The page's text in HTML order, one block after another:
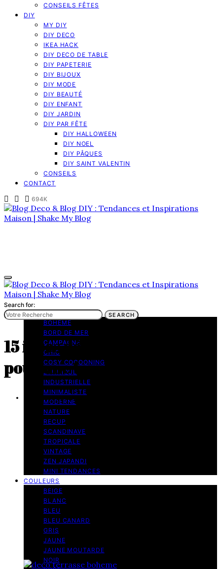
CONSEILS FÊTES
DIY
MY DIY
DIY DECO
IKEA HACK
DIY DECO DE TABLE
DIY PAPETERIE
DIY BIJOUX
DIY MODE
DIY BEAUTÉ
DIY ENFANT
DIY JARDIN
DIY PAR FÊTE
DIY HALLOWEEN
DIY NOEL
DIY PÂQUES
DIY SAINT VALENTIN
CONSEILS
CONTACT
694K
TENDANCES
BOHEME
BORD DE MER
CAMPAGNE
CHIC
COSY COCOONING
ETHNIQUE
INDUSTRIELLE
MINIMALISTE
MODERNE
NATURE
RECUP
SCANDINAVE
TROPICALE
VINTAGE
ZEN JAPANDI
MINI TENDANCES
COULEURS
BEIGE
BLANC
BLEU
BLEU CANARD
GRIS
JAUNE
JAUNE MOUTARDE
NOIR
Search for:
SEARCH
15 idées déco et inspirations
pour une terrasse bohème
10 minutes de lecture